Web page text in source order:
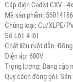
Cáp điện Cadivi CXV -
Mã sản phẩm: 56014186
Chủng loại: Cu/XLPE/
Số Lõi: 4 lõi
Chất liệu ruột dẫn: Đồng
Điện áp: 600V
Trọng lượng: Đang cập
Quy cách đóng gói: